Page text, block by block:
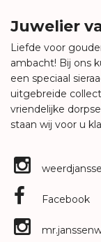
Juwelier
Liefde voor
ambacht! Bij ons
een speciaal
uitgebreide
vriendelijke
staan wij voor u
Facebook